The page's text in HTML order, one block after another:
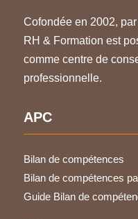
Cofondée en 2002,
RH & Formation est
comme centre de
professionnelle.
APC
Bilan de compétences
Bilan de compétences
Guide Bilan de